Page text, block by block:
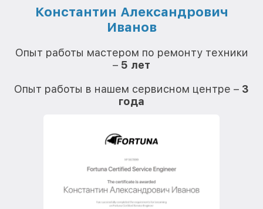
Константин Александрович
Иванов
Опыт работы мастером по ремонту техники
– 5 лет
Опыт работы в нашем сервисном центре – 3
года